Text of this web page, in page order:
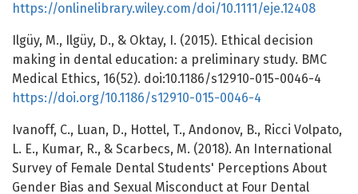
https://onlinelibrary.wiley.com/doi/10.1111/eje.12408
Ilgüy, M., Ilgüy, D., & Oktay, I. (2015). Ethical decision
making in dental education: a preliminary study. BMC
Medical Ethics, 16(52). doi:10.1186/s12910-015-0046-4
https://doi.org/10.1186/s12910-015-0046-4
Ivanoff, C., Luan, D., Hottel, T., Andonov, B., Ricci Volpato,
L. E., Kumar, R., & Scarbecs, M. (2018). An International
Survey of Female Dental Students' Perceptions About
Gender Bias and Sexual Misconduct at Four Dental